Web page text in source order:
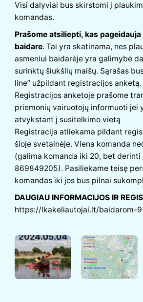
Visi dalyviai bus skirstomi į
komandas.
Prašome atsiliepti, kas
baidare. Tai yra skatinama, nes
asmeniui baidarėje yra galimybė
surinktų šiukšlių maišų. Sąrašas
line” užpildant registracijos anketą.
Registracijos anketoje prašome
priemonių vairuotojų informuoti jei
atvykstant į susitelkimo vietą
Registracija atliekama pildant
šioje svetainėje. Viena komanda
(galima komanda iki 20, bet derinti
869849205). Pasiliekame teisę
komandas iki jos bus pilnai
DAUGIAU INFORMACIJOS IR
https://lkakeliautojai.lt/baidarom-9